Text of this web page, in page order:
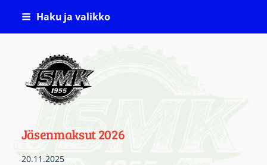
Siirry
Haku ja valikko
Jämsän Seudun Moottorikerho ( JSMK )
Jäsenmaksut 2026
20.11.2025